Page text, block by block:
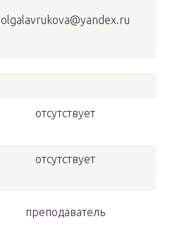
olgalavrukova@yandex.ru
отсутствует
отсутствует
преподаватель